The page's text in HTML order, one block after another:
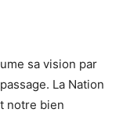
sa vision par
La Nation
notre bien